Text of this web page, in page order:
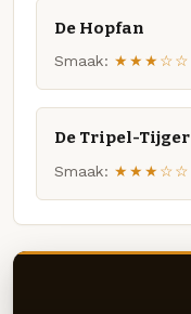
De Hopfan
Smaak: ★★★☆☆
De Tripel-Tijger
Smaak: ★★★☆☆